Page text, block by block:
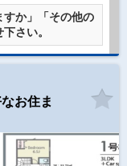
すか」「その他の
さい。
お住ま